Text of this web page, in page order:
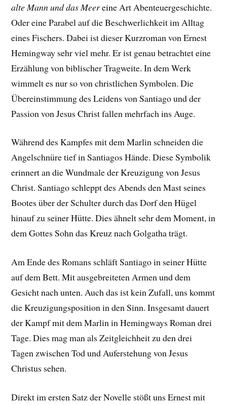
alte Mann und das Meereine Art Abenteuergeschichte.
Oder eine Parabel auf die Beschwerlichkeit im Alltag
eines Fischers. Dabei ist dieser Kurzroman von Ernest
Hemingway sehr viel mehr. Er ist genau betrachtet eine
Erzählung von biblischer Tragweite. In dem Werk
wimmelt es nur so von christlichen Symbolen. Die
Übereinstimmung des Leidens von Santiago und der
Passion von Jesus Christ fallen mehrfach ins Auge.
Während des Kampfes mit dem Marlin schneiden die
Angelschnüre tief in Santiagos Hände. Diese Symbolik
erinnert an die Wundmale der Kreuzigung von Jesus
Christ. Santiago schleppt des Abends den Mast seines
Bootes über der Schulter durch das Dorf den Hügel
hinauf zu seiner Hütte. Dies ähnelt sehr dem Moment, in
dem Gottes Sohn das Kreuz nach Golgatha trägt.
Am Ende des Romans schläft Santiago in seiner Hütte
auf dem Bett. Mit ausgebreiteten Armen und dem
Gesicht nach unten. Auch das ist kein Zufall, uns kommt
die Kreuzigungsposition in den Sinn. Insgesamt dauert
der Kampf mit dem Marlin in Hemingways Roman drei
Tage. Dies mag man als Zeitgleichheit zu den drei
Tagen zwischen Tod und Auferstehung von Jesus
Christus sehen.
Direkt im ersten Satz der Novelle stößt uns Ernest mit